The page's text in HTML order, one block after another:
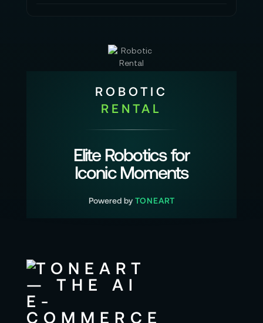
ROBOTIC
RENTAL
Elite Robotics for
Iconic Moments
Powered by TONEART